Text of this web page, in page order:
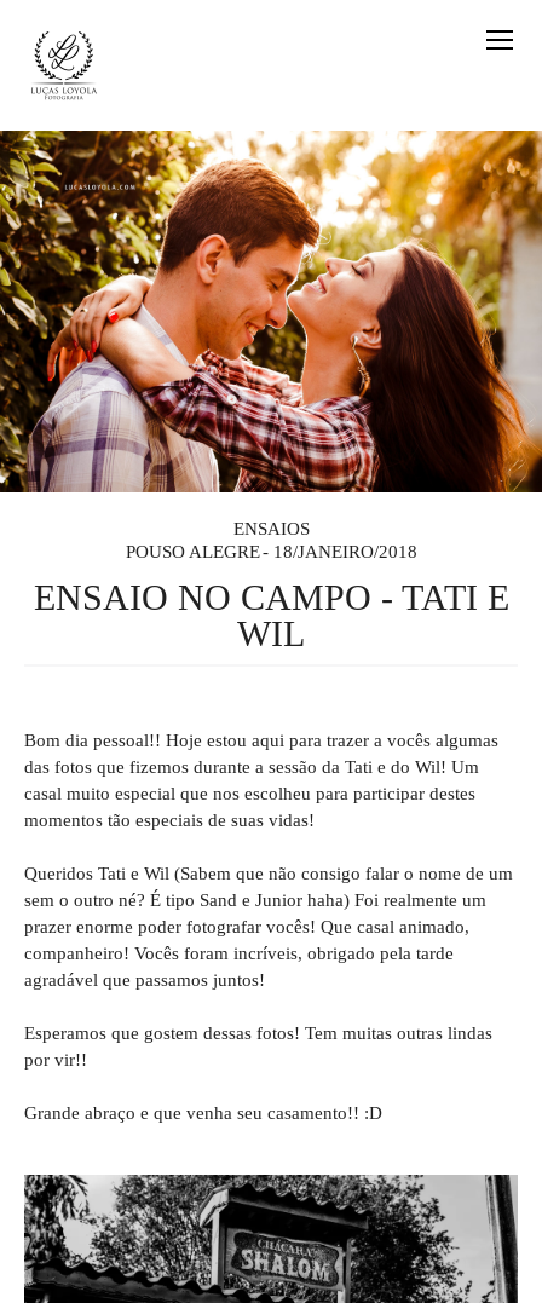
ENSAIOS
POUSO ALEGRE
18/JANEIRO/2018
ENSAIO NO CAMPO - TATI E
WIL
Bom dia pessoal!! Hoje estou aqui para trazer a vocês algumas
das fotos que fizemos durante a sessão da Tati e do Wil! Um
casal muito especial que nos escolheu para participar destes
momentos tão especiais de suas vidas!
Queridos Tati e Wil (Sabem que não consigo falar o nome de um
sem o outro né? É tipo Sand e Junior haha) Foi realmente um
prazer enorme poder fotografar vocês! Que casal animado,
companheiro! Vocês foram incríveis, obrigado pela tarde
agradável que passamos juntos!
Esperamos que gostem dessas fotos! Tem muitas outras lindas
por vir!!
Grande abraço e que venha seu casamento!! :D